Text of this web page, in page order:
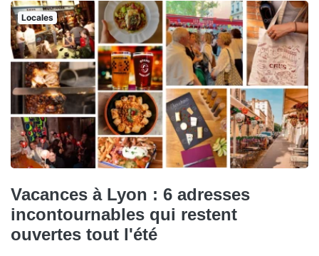
Locales
Vacances à Lyon : 6 adresses
incontournables qui restent
ouvertes tout l'été